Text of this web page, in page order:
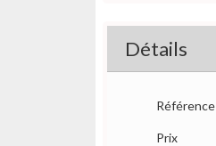
Détails
Référence
Prix